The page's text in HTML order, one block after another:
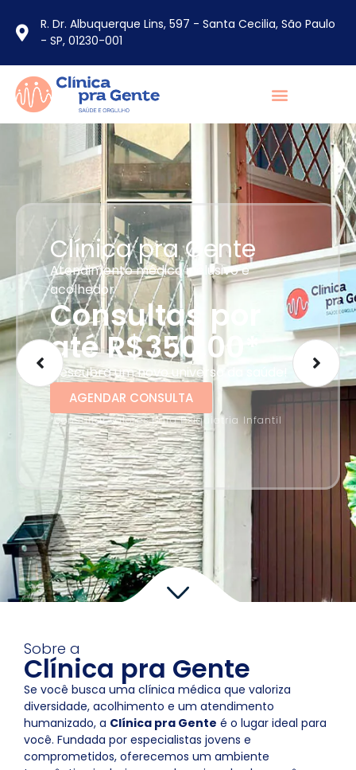
R. Dr. Albuquerque Lins, 597 - Santa Cecilia, São Paulo
- SP, 01230-001
Clínica pra Gente
Atendimento médico inclusivo e
acolhedor
Consultas por
até R$350,00*
Descubra um novo universo da saúde!
AGENDAR CONSULTA
*consultar valores para Psiquiatria Infantil
Sobre a
Clínica pra Gente
Se você busca uma clínica médica que valoriza
diversidade, acolhimento e um atendimento
humanizado, a Clínica pra Gente é o lugar ideal para
você. Fundada por especialistas jovens e
comprometidos, oferecemos um ambiente